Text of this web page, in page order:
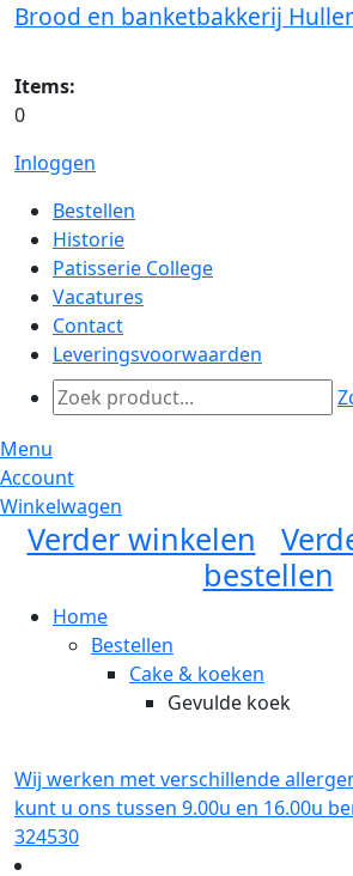
Brood en banketbakkerij
Items:
0
Inloggen
Bestellen
Historie
Patisserie College
Vacatures
Contact
Leveringsvoorwaarden
Menu
Account
Winkelwagen
Verder winkelen
bestellen
Home
Bestellen
Cake & koeken
Gevulde koek
Wij werken met verschillende
kunt u ons tussen 9.00u en 16.00u
324530